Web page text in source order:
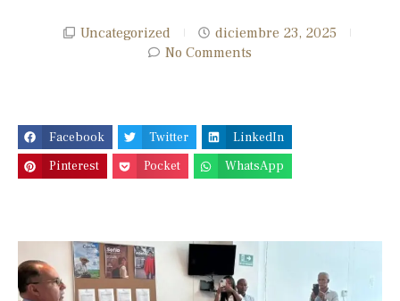
Uncategorized
diciembre 23, 2025
No Comments
Facebook Twitter
LinkedIn
Pinterest
Pocket WhatsApp